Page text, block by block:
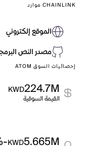
CHAINLINK موارد
الموقع إلكتروني
مصدر النص
إحصائيات السوق ATOM
224.7M
KWD
القيمة السوقية
5.665M
KWD
-9.94%